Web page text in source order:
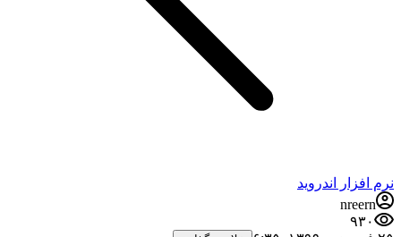
نرم افزار اندروید
nreern
۹۳۰